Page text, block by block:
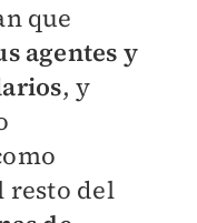
que
agentes y
, y
resto del